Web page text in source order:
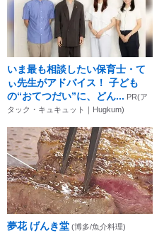
いま最も相談したい保育士・て
ぃ先生がアドバイス！ 子ども
の“おてつだい”に、どん... PR(ア
タック・キュキュット｜Hugkum)
夢花 げんき堂 (博多/魚介料理)